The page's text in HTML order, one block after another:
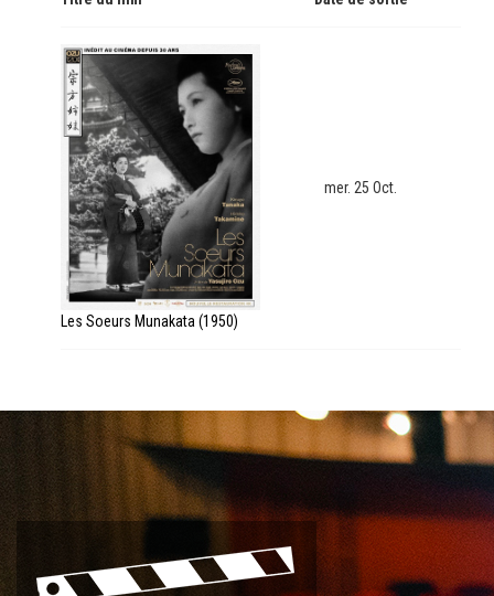
Les Soeurs Munakata (1950)
mer. 25 Oct.